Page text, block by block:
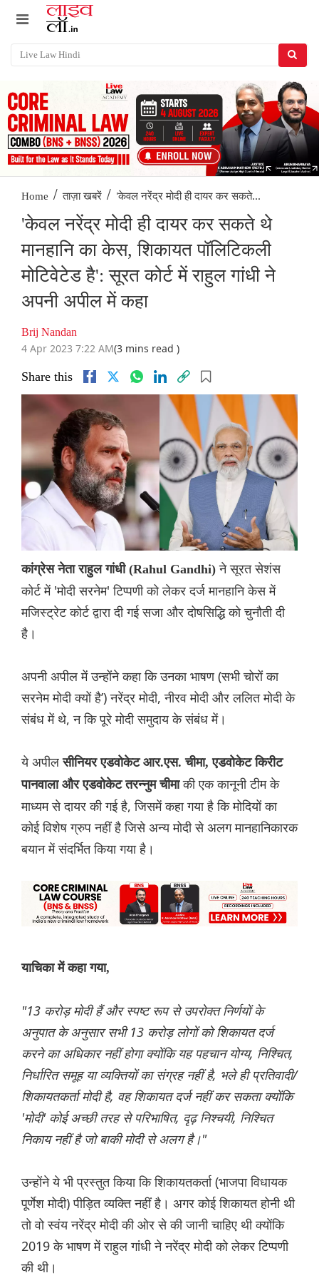
Home / ताज़ा खबरें / 'केवल नरेंद्र मोदी ही दायर कर सकते...
'केवल नरेंद्र मोदी ही दायर कर सकते थे
मानहानि का केस, शिकायत पॉलिटिकली
मोटिवेटेड है': सूरत कोर्ट में राहुल गांधी ने
अपनी अपील में कहा
Brij Nandan
4 Apr 2023 7:22 AM(3 mins read )
Share this
कांग्रेस नेता राहुल गांधी (Rahul Gandhi)ने सूरत सेशंस
कोर्ट में 'मोदी सरनेम' टिप्पणी को लेकर दर्ज मानहानि केस में
मजिस्ट्रेट कोर्ट द्वारा दी गई सजा और दोषसिद्धि को चुनौती दी
है।
अपनी अपील में उन्होंने कहा कि उनका भाषण (सभी चोरों का
सरनेम मोदी क्यों है’) नरेंद्र मोदी, नीरव मोदी और ललित मोदी के
संबंध में थे, न कि पूरे मोदी समुदाय के संबंध में।
ये अपीलसीनियर एडवोकेट आर.एस. चीमा, एडवोकेट किरीट
पानवाला और एडवोकेट तरन्नुम चीमाकी एक कानूनी टीम के
माध्यम से दायर की गई है, जिसमें कहा गया है कि मोदियों का
कोई विशेष ग्रुप नहीं है जिसे अन्य मोदी से अलग मानहानिकारक
बयान में संदर्भित किया गया है।
याचिका में कहा गया,
"13 करोड़ मोदी हैं और स्पष्ट रूप से उपरोक्त निर्णयों के
अनुपात के अनुसार सभी 13 करोड़ लोगों को शिकायत दर्ज
करने का अधिकार नहीं होगा क्योंकि यह पहचान योग्य, निश्चित,
निर्धारित समूह या व्यक्तियों का संग्रह नहीं है, भले ही प्रतिवादी/
शिकायतकर्ता मोदी है, वह शिकायत दर्ज नहीं कर सकता क्योंकि
'मोदी' कोई अच्छी तरह से परिभाषित, दृढ़ निश्चयी, निश्चित
निकाय नहीं है जो बाकी मोदी से अलग है।"
उन्होंने ये भी प्रस्तुत किया कि शिकायतकर्ता (भाजपा विधायक
पूर्णेश मोदी) पीड़ित व्यक्ति नहीं है। अगर कोई शिकायत होनी थी
तो वो स्वंय नरेंद्र मोदी की ओर से की जानी चाहिए थी क्योंकि
2019 के भाषण में राहुल गांधी ने नरेंद्र मोदी को लेकर टिप्पणी
की थी।